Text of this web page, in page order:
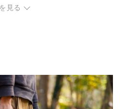
インナーフロ
見る